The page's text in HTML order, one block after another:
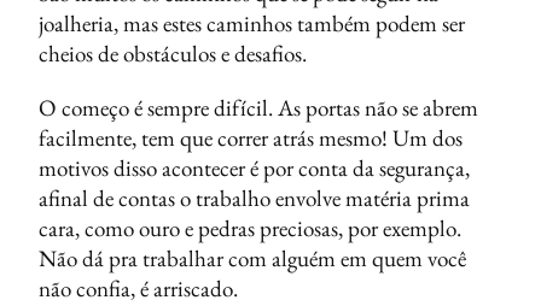
joalheria, mas estes caminhos também podem ser
cheios de obstáculos e desafios.
O começo é sempre difícil. As portas não se abrem
facilmente, tem que correr atrás mesmo! Um dos
motivos disso acontecer é por conta da segurança,
afinal de contas o trabalho envolve matéria prima
cara, como ouro e pedras preciosas, por exemplo.
Não dá pra trabalhar com alguém em quem você
não confia, é arriscado.